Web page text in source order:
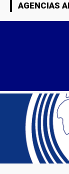
AGENCIAS